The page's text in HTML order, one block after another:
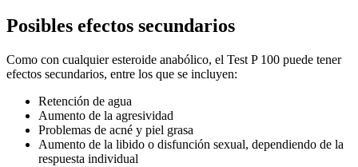
Posibles efectos secundarios
Como con cualquier esteroide anabólico, el Test P 100 puede tener
efectos secundarios, entre los que se incluyen:
Retención de agua
Aumento de la agresividad
Problemas de acné y piel grasa
Aumento de la libido o disfunción sexual, dependiendo de la
respuesta individual